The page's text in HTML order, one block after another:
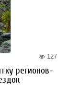
127
регионов-